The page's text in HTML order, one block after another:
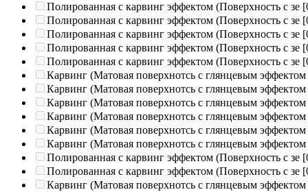
Полированная c карвинг эффектом (Поверхность с зе
Полированная c карвинг эффектом (Поверхность с зе
Полированная c карвинг эффектом (Поверхность с зе
Полированная c карвинг эффектом (Поверхность с зе
Полированная c карвинг эффектом (Поверхность с зе
Карвинг (Матовая поверхнотсь с глянцевым эффектом
Карвинг (Матовая поверхнотсь с глянцевым эффектом
Карвинг (Матовая поверхнотсь с глянцевым эффектом
Карвинг (Матовая поверхнотсь с глянцевым эффектом
Карвинг (Матовая поверхнотсь с глянцевым эффектом
Карвинг (Матовая поверхнотсь с глянцевым эффектом
Полированная c карвинг эффектом (Поверхность с зе
Полированная c карвинг эффектом (Поверхность с зе
Карвинг (Матовая поверхнотсь с глянцевым эффектом